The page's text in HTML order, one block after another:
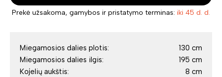
Prekė užsakoma, gamybos ir pristatymo terminas: iki 45 d. d.
Miegamosios dalies plotis:
130 cm
Miegamosios dalies ilgis:
195 cm
Kojelių aukštis:
8 cm